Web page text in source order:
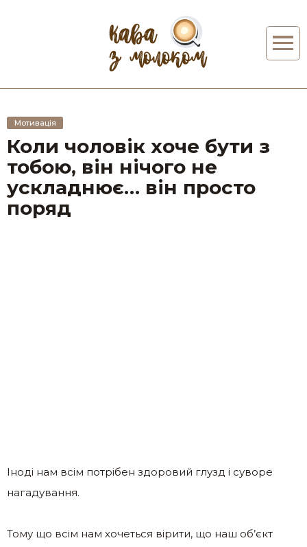
Мотивація
Коли чоловік хоче бути з
тобою, він нічого не
ускладнює… він просто
поряд
Іноді нам всім потрібен здоровий глузд і суворе
нагадування.
Тому що всім нам хочеться вірити, що наш об’єкт